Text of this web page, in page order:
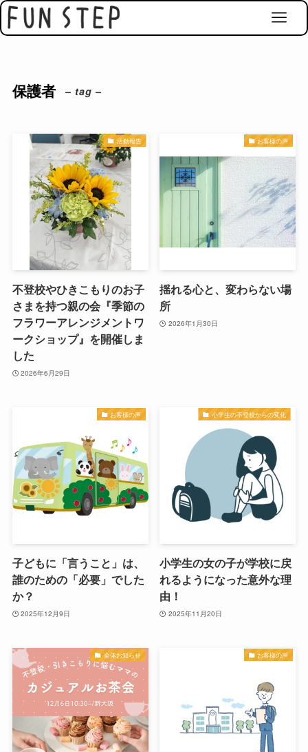
保護者 – tag –
活動報告
不登校やひきこもりのお子
さまを持つ親の会『季節の
フラワーアレンジメントワ
ークショップ』を開催しま
した
2026年6月29日
お客様の声
揺れる心と、変わらない場
所
2026年1月30日
お客様の声
子どもに「言うこと」は、
誰のための「必要」でした
か？
2025年12月9日
小学生の不登校からの変化
小学生の女の子が学校に戻
れるようになった意外な理
由！
2025年11月20日
全体お知らせ お客様の声